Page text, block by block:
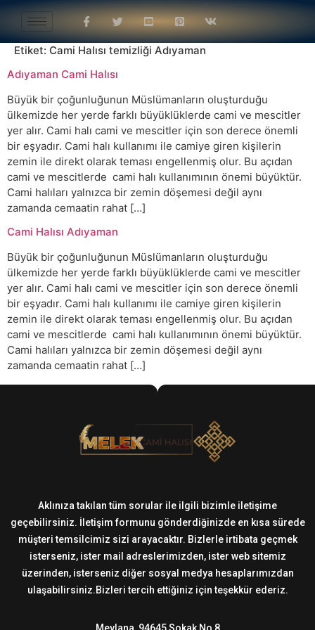
Etiket: Cami Halısı temizliği Adıyaman
Adıyaman Cami Halısı
Büyük bir çoğunluğunun Müslümanların oluşturduğu
ülkemizde her yerde farklı büyüklüklerde cami ve mescitler
yer alır. Cami halı cami ve mescitler için son derece önemli
bir eşyadır. Cami halı kullanımı ile camiye giren kişilerin
zemin ile direkt olarak teması engellenmiş olur. Bu açıdan
cami ve mescitlerde cami halı kullanımının önemi büyüktür.
Cami halıları yalnızca bir zemin döşemesi değil aynı
zamanda cemaatin rahat […]
Cami Halısı Adıyaman
Büyük bir çoğunluğunun Müslümanların oluşturduğu
ülkemizde her yerde farklı büyüklüklerde cami ve mescitler
yer alır. Cami halı cami ve mescitler için son derece önemli
bir eşyadır. Cami halı kullanımı ile camiye giren kişilerin
zemin ile direkt olarak teması engellenmiş olur. Bu açıdan
cami ve mescitlerde cami halı kullanımının önemi büyüktür.
Cami halıları yalnızca bir zemin döşemesi değil aynı
zamanda cemaatin rahat […]
Aklınıza takılan tüm sorular ile ilgili bizimle iletişime
geçebilirsiniz. İletişim formunu gönderdiğinizde en kısa sürede
müşteri temsilcimiz sizi arayacaktır. Bizlerle irtibata geçmek
isterseniz, ister mail adreslerimizden, ister web sitemiz
üzerinden, isterseniz diğer sosyal medya hesaplarımızdan
ulaşabilirsiniz.Bizleri tercih ettiğiniz için teşekkür ederiz.